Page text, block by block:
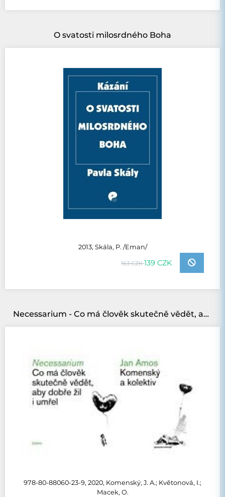
O svatosti milosrdného Boha
2013, Skála, P. /Eman/
163 CZK139 CZK
Necessarium - Co má člověk skutečně vědět, aby dobře žil i umřel
978-80-88060-23-9, 2020, Komenský, J. A.; Květonová, I.;
Macek, O.